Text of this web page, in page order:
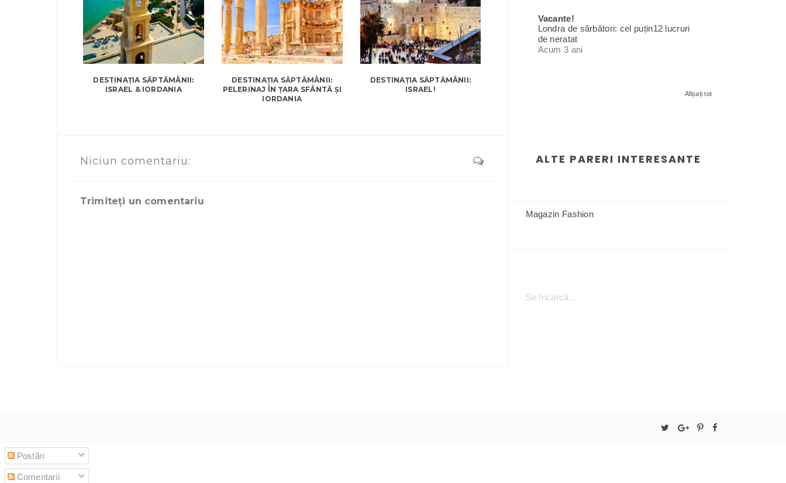
DESTINAȚIA SĂPTĂMÂNII:
ISRAEL & IORDANIA
DESTINAȚIA SĂPTĂMÂNII:
PELERINAJ ÎN ȚARA SFÂNTĂ ȘI
IORDANIA
DESTINAȚIA SĂPTĂMÂNII:
ISRAEL!
Niciun comentariu:
Trimiteți un comentariu
Vacante!
Londra de sărbători: cel puțin12 lucruri
de neratat
Acum 3 ani
Afișați tot
ALTE PARERI INTERESANTE
Magazin Fashion
Se încarcă...
Postări
Comentarii